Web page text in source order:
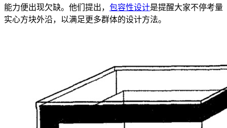
能力便出现欠缺。他们提出， 包容性设计是提醒大家不停考量
实心方块外沿，以满足更多群体的设计方法。